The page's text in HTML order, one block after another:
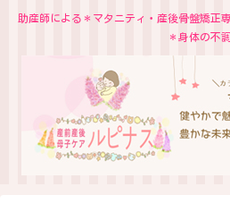
助産師による＊マタニティ・産後骨盤矯正
＊身体の不調